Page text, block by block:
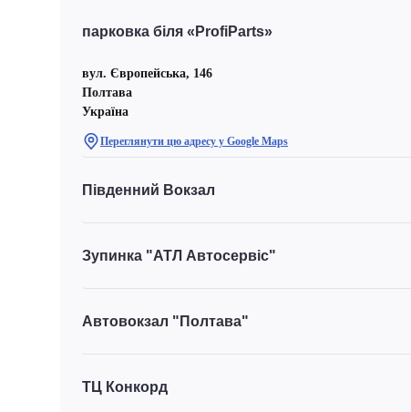
парковка біля «ProfiParts»
вул. Європейська, 146
Полтава
Україна
Переглянути цю адресу у Google Maps
Південний Вокзал
Зупинка "АТЛ Автосервіс"
Автовокзал "Полтава"
ТЦ Конкорд